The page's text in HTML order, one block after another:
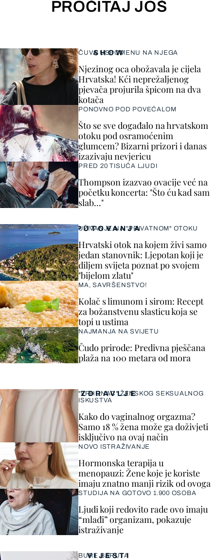
PROČITAJ JOŠ
VIJESTI
BURE BARUTA
SHOW
ČUVA USPOMENU NA NJEGA
Njezinog oca obožavala je cijela
Hrvatska! Kći neprežaljenog
pjevača projurila špicom na dva
kotača
PONOVNO POD POVEĆALOM
Što se sve događalo na hrvatskom
otoku pod osramoćenim
glumcem? Bizarni prizori i danas
izazivaju nevjericu
PRED 20 TISUĆA LJUDI
Thompson izazvao ovacije već na
početku koncerta: "Što ću kad sam
slab..."
ZDRAVLJE
"VRHUNAC" ŽENSKOG SEKSUALNOG
ISKUSTVA
Kako do vaginalnog orgazma?
Samo 18 % žena može ga doživjeti
isključivo na ovaj način
NOVO ISTRAŽIVANJE
Hormonska terapija u
menopauzi: Žene koje je koriste
imaju znatno manji rizik od ovoga
STUDIJA NA GOTOVO 1.900 OSOBA
Ljudi koji redovito rade ovo imaju
“mlađi” organizam, pokazuje
istraživanje
PUTOVANJA
UŽIVANJE NA "PRIVATNOM" OTOKU
Hrvatski otok na kojem živi samo
jedan stanovnik: Ljepotan koji je
diljem svijeta poznat po svojem
"bijelom zlatu"
MA, SAVRŠENSTVO!
Kolač s limunom i sirom: Recept
za božanstvenu slasticu koja se
topi u ustima
NAJMANJA NA SVIJETU
Čudo prirode: Predivna pješčana
plaža na 100 metara od mora